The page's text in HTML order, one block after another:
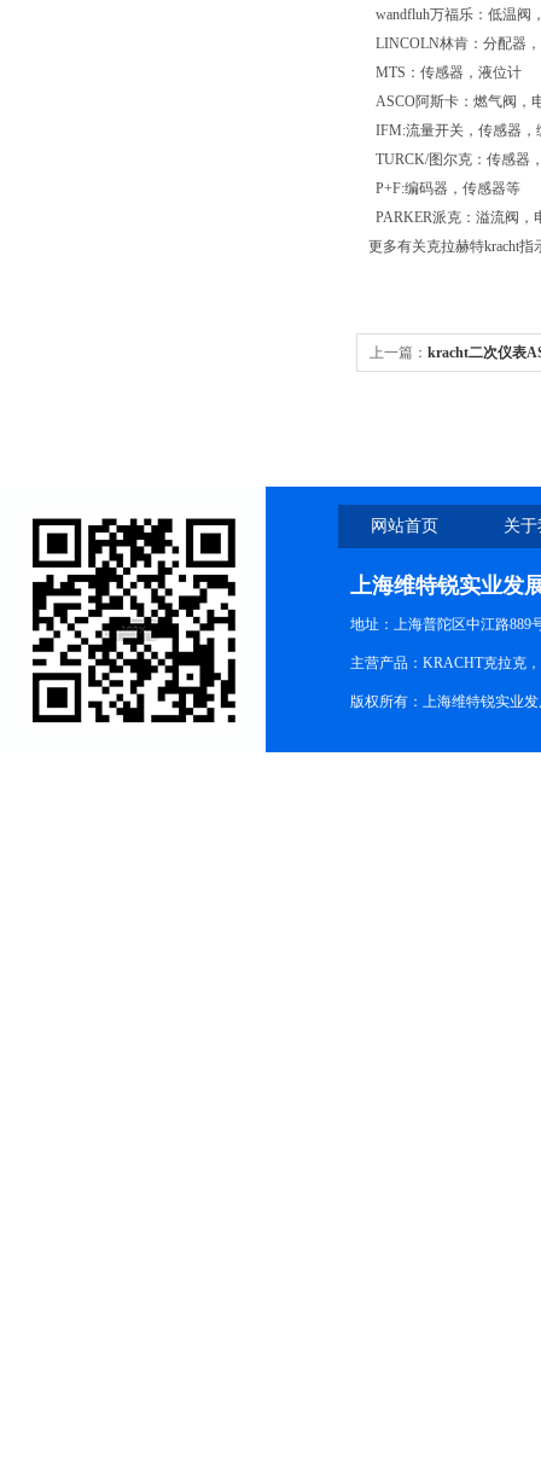
wandfluh万福乐：低温阀
LINCOLN林肯：分配器
MTS：传感器，液位计
ASCO阿斯卡：燃气阀，
IFM:流量开关，传感器，
TURCK/图尔克：传感器
P+F:编码器，传感器等
PARKER派克：溢流阀，
更多有关克拉赫特kracht
上一篇： kracht二次仪表
网站首页 关
上海维特锐实业发
地址：上海普陀区中江路889
主营产品：KRACHT克拉克
版权所有：上海维特锐实业